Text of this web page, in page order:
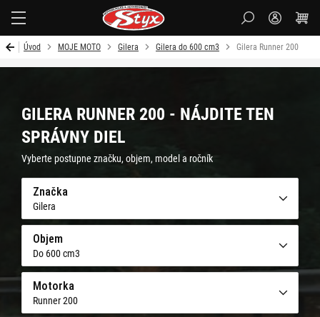
Úvod MOJE MOTO Gilera Gilera do 600 cm3 Gilera Runner 200
GILERA RUNNER 200 - NÁJDITE TEN
SPRÁVNY DIEL
Vyberte postupne značku, objem, model a ročník
Značka
Gilera
Objem
Do 600 cm3
Motorka
Runner 200